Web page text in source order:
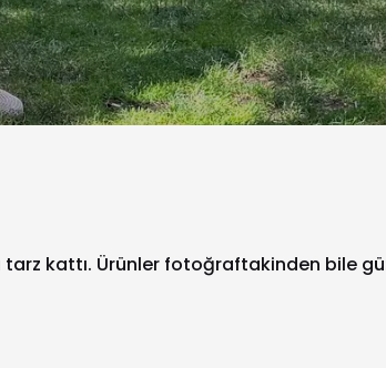
kattı. Ürünler fotoğraftakinden bile